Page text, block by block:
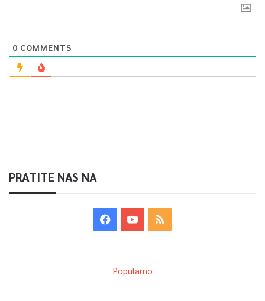
0 COMMENTS
PRATITE NAS NA
Popularno